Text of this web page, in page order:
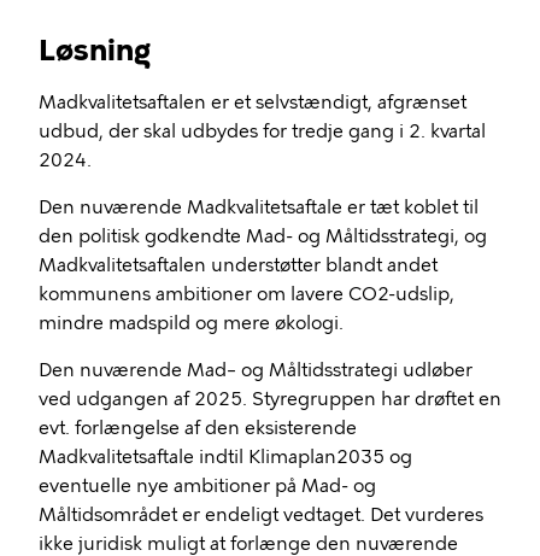
Løsning
Madkvalitetsaftalen er et selvstændigt, afgrænset
udbud, der skal udbydes for tredje gang i 2. kvartal
2024.
Den nuværende Madkvalitetsaftale er tæt koblet til
den politisk godkendte Mad- og Måltidsstrategi, og
Madkvalitetsaftalen understøtter blandt andet
kommunens ambitioner om lavere CO2-udslip,
mindre madspild og mere økologi.
Den nuværende Mad– og Måltidsstrategi udløber
ved udgangen af 2025. Styregruppen har drøftet en
evt. forlængelse af den eksisterende
Madkvalitetsaftale indtil Klimaplan2035 og
eventuelle nye ambitioner på Mad- og
Måltidsområdet er endeligt vedtaget. Det vurderes
ikke juridisk muligt at forlænge den nuværende